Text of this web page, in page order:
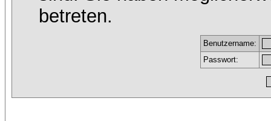
betreten.
Benutzername:
Passwort: